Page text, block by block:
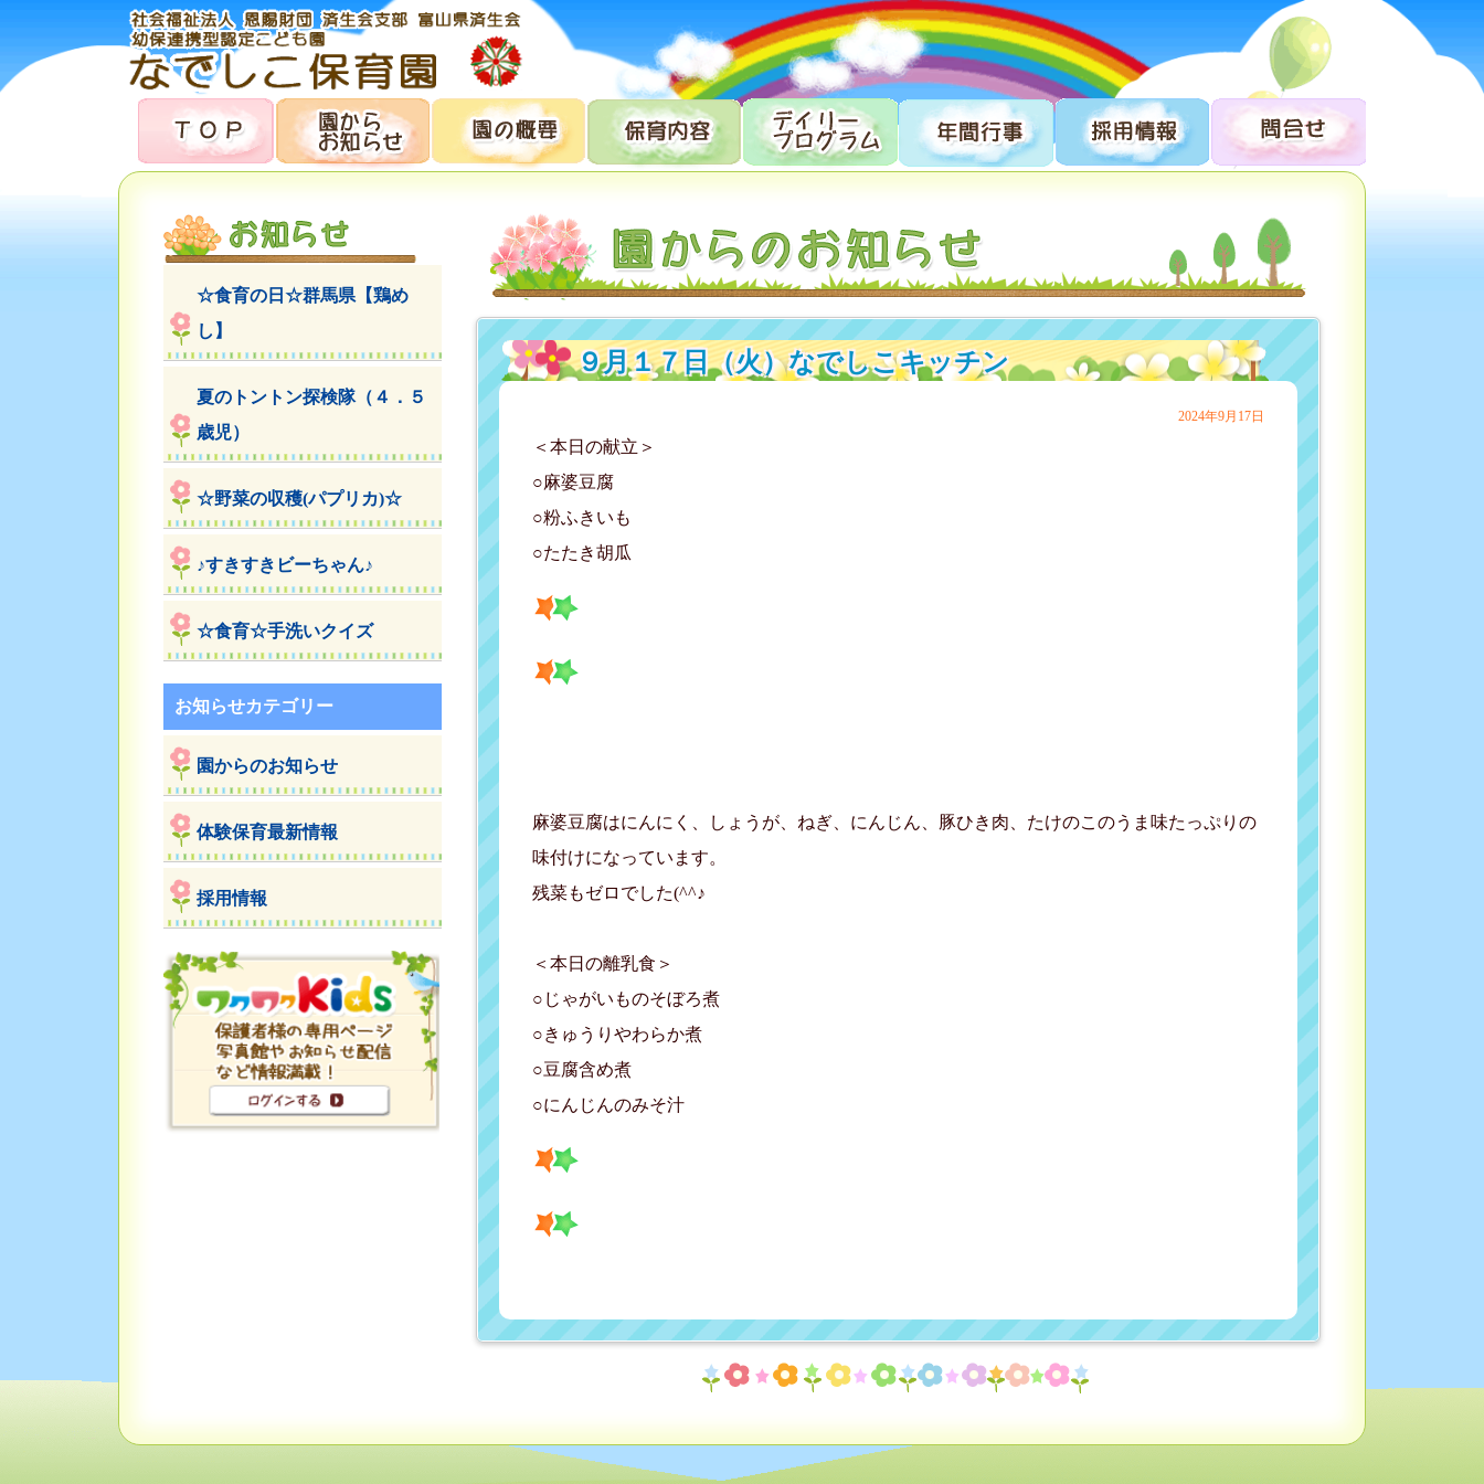
９月１７日（火）なでしこキッチン
2024年9月17日
＜本日の献立＞
○麻婆豆腐
○粉ふきいも
○たたき胡瓜
麻婆豆腐はにんにく、しょうが、ねぎ、にんじん、豚ひき肉、たけのこのうま味たっぷりの
味付けになっています。
残菜もゼロでした(^^♪
＜本日の離乳食＞
○じゃがいものそぼろ煮
○きゅうりやわらか煮
○豆腐含め煮
○にんじんのみそ汁
☆食育の日☆群馬県【鶏め
し】
夏のトントン探検隊（４．５
歳児）
☆野菜の収穫(パプリカ)☆
♪すきすきビーちゃん♪
☆食育☆手洗いクイズ
お知らせカテゴリー
園からのお知らせ
体験保育最新情報
採用情報